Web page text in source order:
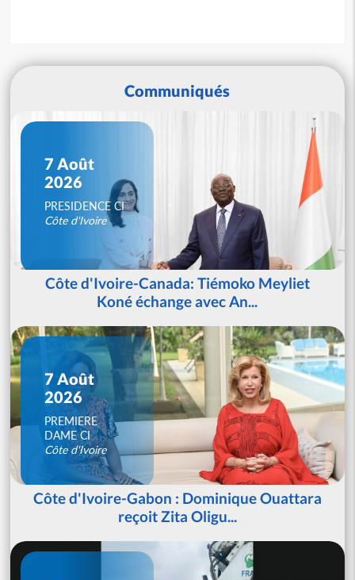
Communiqués
7 Août
2026
PRESIDENCE CI
Côte d'Ivoire
Côte d'Ivoire-Canada: Tiémoko Meyliet
Koné échange avec An...
7 Août
2026
PREMIERE
DAME CI
Côte d'Ivoire
Côte d'Ivoire-Gabon : Dominique Ouattara
reçoit Zita Oligu...